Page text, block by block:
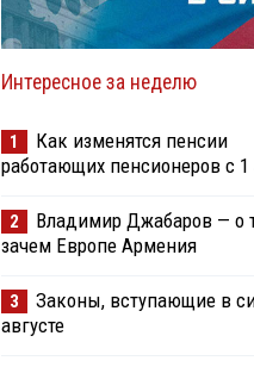
Интересное за неделю
1
Как изменятся пенсии
работающих пенсионеров с 1
2
Владимир Джабаров — о
зачем Европе Армения
3
Законы, вступающие в
августе